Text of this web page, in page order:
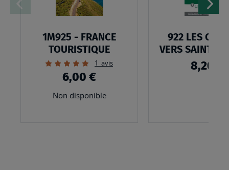
1M925 - FRANCE
TOURISTIQUE
Évaluation:
100%
1 avis
6,00 €
Non disponible
922 LES
VERS SAINT
DE 8,20 €